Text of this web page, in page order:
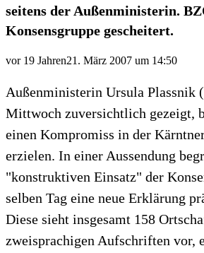
seitens der Außenministerin.
Konsensgruppe gescheitert.
vor 19 Jahren21. März 2007 um 14:50
Außenministerin Ursula Plassnik
Mittwoch zuversichtlich gezeigt,
einen Kompromiss in der
erzielen. In einer Aussendung
"konstruktiven Einsatz" der
selben Tag eine neue Erklärung
Diese sieht insgesamt 158
zweisprachigen Aufschriften vor,